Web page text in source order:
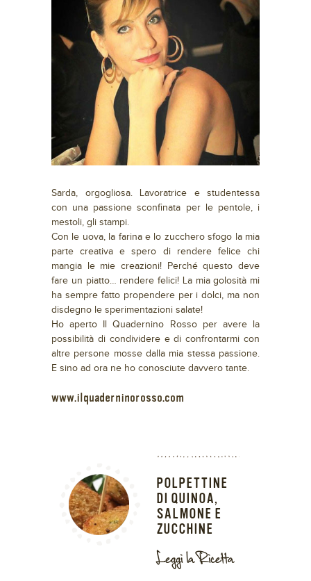
Sarda, orgogliosa. Lavoratrice e studentessa
con una passione sconfinata per le pentole, i
mestoli, gli stampi.
Con le uova, la farina e lo zucchero sfogo la mia
parte creativa e spero di rendere felice chi
mangia le mie creazioni! Perché questo deve
fare un piatto… rendere felici! La mia golosità mi
ha sempre fatto propendere per i dolci, ma non
disdegno le sperimentazioni salate!
Ho aperto Il Quadernino Rosso per avere la
possibilità di condividere e di confrontarmi con
altre persone mosse dalla mia stessa passione.
E sino ad ora ne ho conosciute davvero tante.
www.ilquaderninorosso.com
POLPETTINE
DI QUINOA,
SALMONE E
ZUCCHINE
Leggi la Ricetta